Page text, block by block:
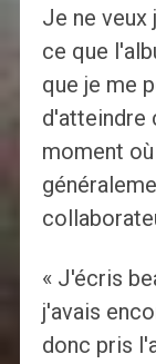
Je ne veux
ce que
que je me
d'atteindre
moment
« J'écris
j'avais
donc pris